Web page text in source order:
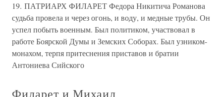
19. ПАТРИАРХ ФИЛАРЕТ Федора Никитича Романова
судьба провела и через огонь, и воду, и медные трубы. Он
успел побыть военным. Был политиком, участвовал в
работе Боярской Думы и Земских Соборах. Был узником-
монахом, терпя притеснения приставов и братии
Антониева Сийского
Филарет и Михаил